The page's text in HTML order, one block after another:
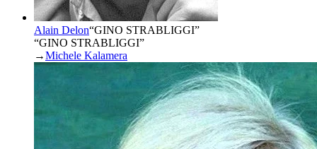
Alain Delon“GINO STRABLIGGI”
“GINO STRABLIGGI”
→Michele Kalamera